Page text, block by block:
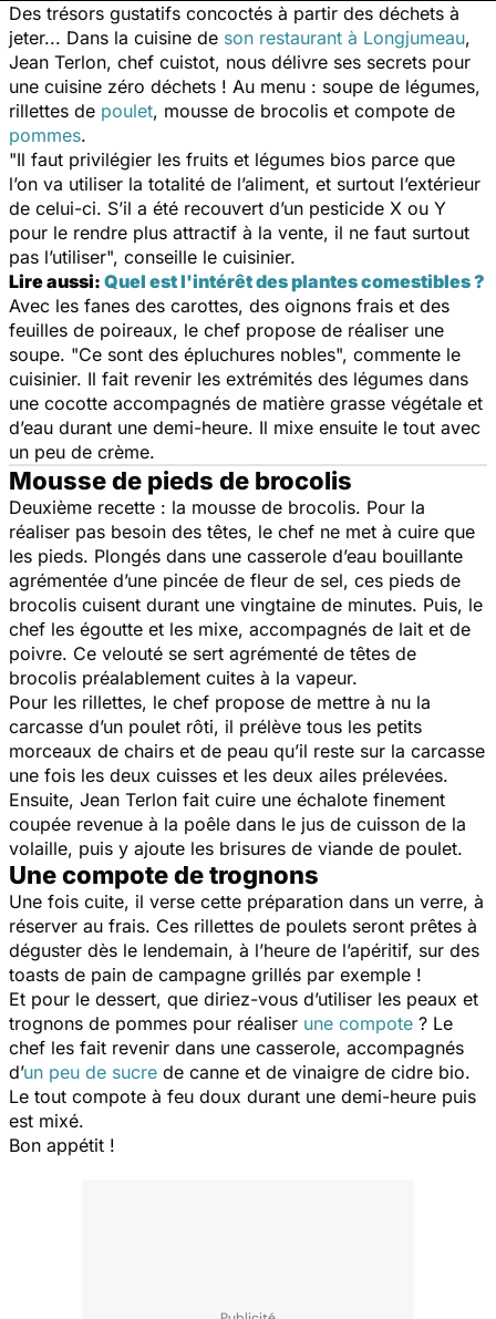
Des trésors gustatifs concoctés à partir des déchets à
jeter... Dans la cuisine de son restaurant à Longjumeau,
Jean Terlon, chef cuistot, nous délivre ses secrets pour
une cuisine zéro déchets ! Au menu : soupe de légumes,
rillettes de poulet, mousse de brocolis et compote de
pommes.
"Il faut privilégier les fruits et légumes bios parce que
l’on va utiliser la totalité de l’aliment, et surtout l’extérieur
de celui-ci. S’il a été recouvert d’un pesticide X ou Y
pour le rendre plus attractif à la vente, il ne faut surtout
pas l’utiliser", conseille le cuisinier.
Lire aussi: Quel est l'intérêt des plantes comestibles ?
Avec les fanes des carottes, des oignons frais et des
feuilles de poireaux, le chef propose de réaliser une
soupe. "Ce sont des épluchures nobles", commente le
cuisinier. Il fait revenir les extrémités des légumes dans
une cocotte accompagnés de matière grasse végétale et
d’eau durant une demi-heure. Il mixe ensuite le tout avec
un peu de crème.
Mousse de pieds de brocolis
Deuxième recette : la mousse de brocolis. Pour la
réaliser pas besoin des têtes, le chef ne met à cuire que
les pieds. Plongés dans une casserole d’eau bouillante
agrémentée d’une pincée de fleur de sel, ces pieds de
brocolis cuisent durant une vingtaine de minutes. Puis, le
chef les égoutte et les mixe, accompagnés de lait et de
poivre. Ce velouté se sert agrémenté de têtes de
brocolis préalablement cuites à la vapeur.
Pour les rillettes, le chef propose de mettre à nu la
carcasse d’un poulet rôti, il prélève tous les petits
morceaux de chairs et de peau qu’il reste sur la carcasse
une fois les deux cuisses et les deux ailes prélevées.
Ensuite, Jean Terlon fait cuire une échalote finement
coupée revenue à la poêle dans le jus de cuisson de la
volaille, puis y ajoute les brisures de viande de poulet.
Une compote de trognons
Une fois cuite, il verse cette préparation dans un verre, à
réserver au frais. Ces rillettes de poulets seront prêtes à
déguster dès le lendemain, à l’heure de l’apéritif, sur des
toasts de pain de campagne grillés par exemple !
Et pour le dessert, que diriez-vous d’utiliser les peaux et
trognons de pommes pour réaliser une compote ? Le
chef les fait revenir dans une casserole, accompagnés
d’un peu de sucre de canne et de vinaigre de cidre bio.
Le tout compote à feu doux durant une demi-heure puis
est mixé.
Bon appétit !